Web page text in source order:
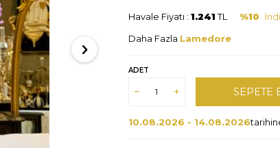
Havale Fiyatı : 1.241TL %10
Daha Fazla Lamedore
ADET
SEPETE
10.08.2026 - 14.08.2026